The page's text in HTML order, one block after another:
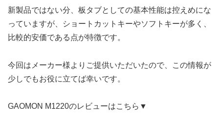
新製品ではない分、板タブとしての基本性能は控えめにな
っていますが、ショートカットキーやソフトキーが多く、
比較的安価である点が特徴です。
今回はメーカー様よりご提供いただいたので、この情報が
少しでもお役に立てば幸いです。
GAOMON M1220のレビューはこちら▼